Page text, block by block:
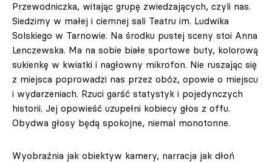
Przewodniczka, witając grupę zwiedzających, czyli nas.
Siedzimy w małej i ciemnej sali Teatru im. Ludwika
Solskiego w Tarnowie. Na środku pustej sceny stoi Anna
Lenczewska. Ma na sobie białe sportowe buty, kolorową
sukienkę w kwiatki i nagłowny mikrofon. Nie ruszając się
z miejsca poprowadzi nas przez obóz, opowie o miejscu
i wydarzeniach. Rzuci garść statystyk i pojedynczych
historii. Jej opowieść uzupełni kobiecy głos z offu.
Obydwa głosy będą spokojne, niemal monotonne.
Wyobraźnia jak obiektyw kamery, narracja jak dłoń